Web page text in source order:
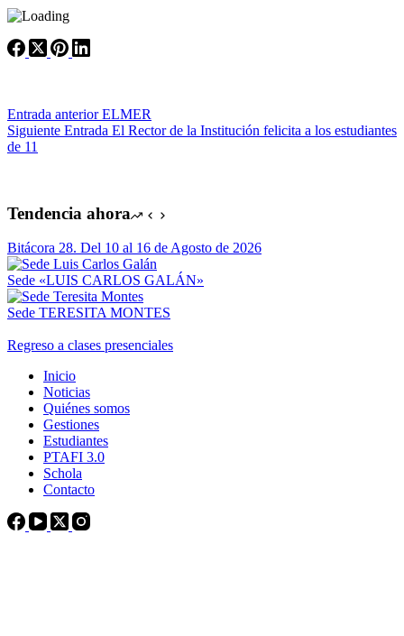
Entrada anteriorELMER
Siguiente Entrada El Rector de la Institución felicita a los estudiantes
de 11
Tendencia ahora
Bitácora 28. Del 10 al 16 de Agosto de 2026
Sede «LUIS CARLOS GALÁN»
Sede TERESITA MONTES
Regreso a clases presenciales
Inicio
Noticias
Quiénes somos
Gestiones
Estudiantes
PTAFI 3.0
Schola
Contacto